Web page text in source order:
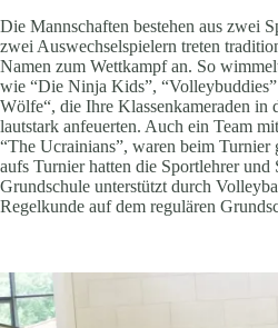
Die Mannschaften bestehen aus zwei
zwei Auswechselspielern treten
Namen zum Wettkampf an. So
wie “Die Ninja Kids”,
Wölfe“, die Ihre Klassenkameraden in
lautstark anfeuerten. Auch ein Team
“The Ucrainians”, waren beim Turnier
aufs Turnier hatten die Sportlehrer und
Grundschule unterstützt durch
Regelkunde auf dem regulären